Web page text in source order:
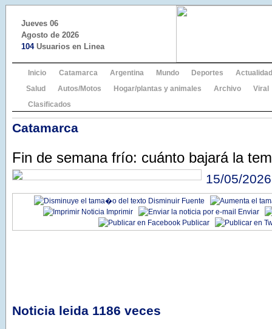
Jueves 06
Agosto de 2026
104Usuarios en Linea
Inicio Catamarca Argentina Mundo Deportes
Actualidad
Salud
Autos/Motos Hogar/plantas y animales Archivo
Viral
Clasificados
Catamarca
Fin de semana frío: cuánto bajará la
15/05/2026
Disminuir Fuente
Imprimir
Enviar
Publicar
Noticia leida 1186 veces